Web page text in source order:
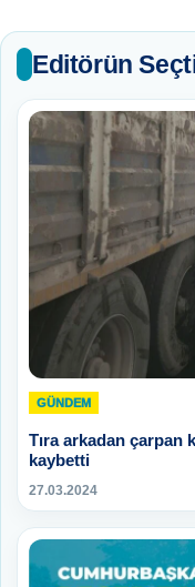
Editörün
GÜNDEM
Tıra arkadan çarpan
kaybetti
27.03.2024